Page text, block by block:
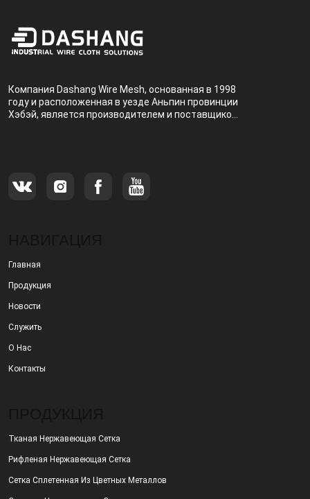
Компания Dashang Wire Mesh, основанная в 1998
году и расположенная в уезде Аньпин провинции
Хэбэй, является производителем и поставщиком,
Главная
Продукция
Новости
Служить
О Нас
Контакты
Тканая Нержавеющая Сетка
Рифленая Нержавеющая Сетка
Сетка Сплетенная Из Цветных Металлов